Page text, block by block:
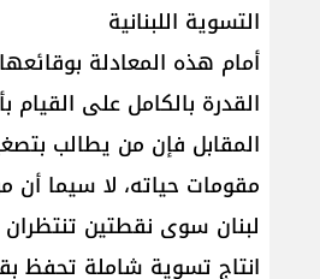
التسوية اللبنانية
أمام هذه المعادلة
القدرة بالكامل على
المقابل فإن من يطالب
مقومات حياته، لا سيما أن
لبنان سوى نقطتين
انتاج تسوية شاملة تحفظ